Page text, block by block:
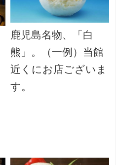
鹿児島名物、「白
熊」。（一例）当館
近くにお店ございま
す。